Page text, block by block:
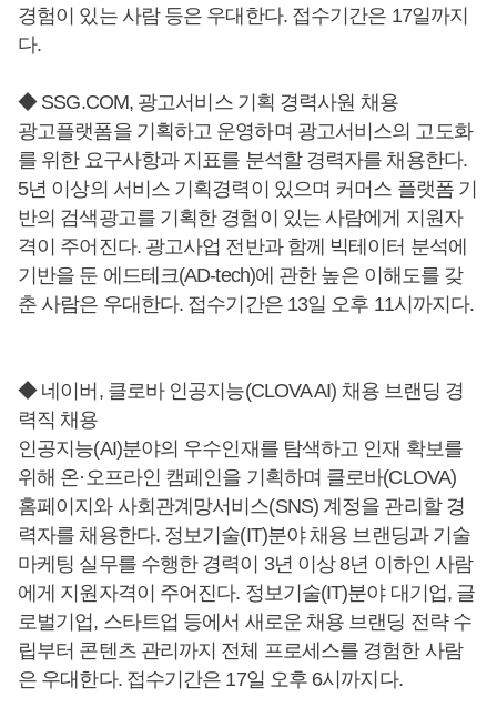
경험이 있는 사람 등은 우대한다. 접수기간은 17일까지
다.
◆ SSG.COM, 광고서비스 기획 경력사원 채용
광고플랫폼을 기획하고 운영하며 광고서비스의 고도화
를 위한 요구사항과 지표를 분석할 경력자를 채용한다.
5년 이상의 서비스 기획경력이 있으며 커머스 플랫폼 기
반의 검색광고를 기획한 경험이 있는 사람에게 지원자
격이 주어진다. 광고사업 전반과 함께 빅테이터 분석에
기반을 둔 에드테크(AD-tech)에 관한 높은 이해도를 갖
춘 사람은 우대한다. 접수기간은 13일 오후 11시까지다.
◆ 네이버, 클로바 인공지능(CLOVA AI) 채용 브랜딩 경
력직 채용
인공지능(AI)분야의 우수인재를 탐색하고 인재 확보를
위해 온·오프라인 캠페인을 기획하며 클로바(CLOVA)
홈페이지와 사회관계망서비스(SNS) 계정을 관리할 경
력자를 채용한다. 정보기술(IT)분야 채용 브랜딩과 기술
마케팅 실무를 수행한 경력이 3년 이상 8년 이하인 사람
에게 지원자격이 주어진다. 정보기술(IT)분야 대기업, 글
로벌기업, 스타트업 등에서 새로운 채용 브랜딩 전략 수
립부터 콘텐츠 관리까지 전체 프로세스를 경험한 사람
은 우대한다. 접수기간은 17일 오후 6시까지다.